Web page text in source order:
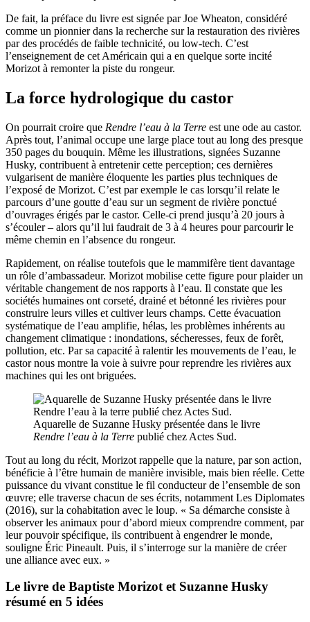
De fait, la préface du livre est signée par Joe Wheaton, considéré
comme un pionnier dans la recherche sur la restauration des rivières
par des procédés de faible technicité, ou low-tech. C’est
l’enseignement de cet Américain qui a en quelque sorte incité
Morizot à remonter la piste du rongeur.
La force hydrologique du castor
On pourrait croire que Rendre l’eau à la Terre est une ode au castor.
Après tout, l’animal occupe une large place tout au long des presque
350 pages du bouquin. Même les illustrations, signées Suzanne
Husky, contribuent à entretenir cette perception; ces dernières
vulgarisent de manière éloquente les parties plus techniques de
l’exposé de Morizot. C’est par exemple le cas lorsqu’il relate le
parcours d’une goutte d’eau sur un segment de rivière ponctué
d’ouvrages érigés par le castor. Celle-ci prend jusqu’à 20 jours à
s’écouler – alors qu’il lui faudrait de 3 à 4 heures pour parcourir le
même chemin en l’absence du rongeur.
Rapidement, on réalise toutefois que le mammifère tient davantage
un rôle d’ambassadeur. Morizot mobilise cette figure pour plaider un
véritable changement de nos rapports à l’eau. Il constate que les
sociétés humaines ont corseté, drainé et bétonné les rivières pour
construire leurs villes et cultiver leurs champs. Cette évacuation
systématique de l’eau amplifie, hélas, les problèmes inhérents au
changement climatique : inondations, sécheresses, feux de forêt,
pollution, etc. Par sa capacité à ralentir les mouvements de l’eau, le
castor nous montre la voie à suivre pour reprendre les rivières aux
machines qui les ont briguées.
Aquarelle de Suzanne Husky présentée dans le livre
Rendre l’eau à la Terre publié chez Actes Sud.
Tout au long du récit, Morizot rappelle que la nature, par son action,
bénéficie à l’être humain de manière invisible, mais bien réelle. Cette
puissance du vivant constitue le fil conducteur de l’ensemble de son
œuvre; elle traverse chacun de ses écrits, notamment Les Diplomates
(2016), sur la cohabitation avec le loup. « Sa démarche consiste à
observer les animaux pour d’abord mieux comprendre comment, par
leur pouvoir spécifique, ils contribuent à engendrer le monde,
souligne Éric Pineault. Puis, il s’interroge sur la manière de créer
une alliance avec eux. »
Le livre de Baptiste Morizot et Suzanne Husky
résumé en 5 idées